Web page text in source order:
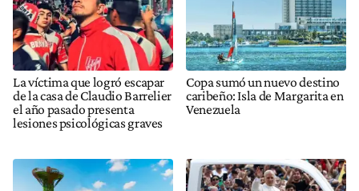
La víctima que logró escapar
de la casa de Claudio Barrelier
el año pasado presenta
lesiones psicológicas graves
Copa sumó un nuevo destino
caribeño: Isla de Margarita en
Venezuela